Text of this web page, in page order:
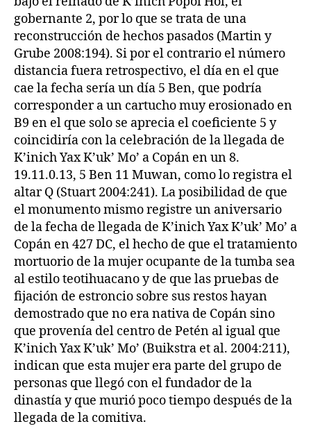
gobernante 2, por lo que se trata de una
reconstrucción de hechos pasados (Martin y
Grube 2008:194). Si por el contrario el número
distancia fuera retrospectivo, el día en el que
cae la fecha sería un día 5 Ben, que podría
corresponder a un cartucho muy erosionado en
B9 en el que solo se aprecia el coeficiente 5 y
coincidiría con la celebración de la llegada de
K’inich Yax K’uk’ Mo’ a Copán en un 8.
19.11.0.13, 5 Ben 11 Muwan, como lo registra el
altar Q (Stuart 2004:241). La posibilidad de que
el monumento mismo registre un aniversario
de la fecha de llegada de K’inich Yax K’uk’ Mo’ a
Copán en 427 DC, el hecho de que el tratamiento
mortuorio de la mujer ocupante de la tumba sea
al estilo teotihuacano y de que las pruebas de
fijación de estroncio sobre sus restos hayan
demostrado que no era nativa de Copán sino
que provenía del centro de Petén al igual que
K’inich Yax K’uk’ Mo’ (Buikstra et al. 2004:211),
indican que esta mujer era parte del grupo de
personas que llegó con el fundador de la
dinastía y que murió poco tiempo después de la
llegada de la comitiva.